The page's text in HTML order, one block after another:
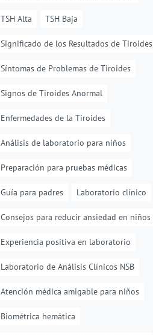
TSH Alta TSH Baja
Significado de los Resultados de Tiroides
Síntomas de Problemas de Tiroides
Signos de Tiroides Anormal
Enfermedades de la Tiroides
Análisis de laboratorio para niños
Preparación para pruebas médicas
Guía para padres Laboratorio clínico
Consejos para reducir ansiedad en niños
Experiencia positiva en laboratorio
Laboratorio de Análisis Clínicos NSB
Atención médica amigable para niños
Biométrica hemática